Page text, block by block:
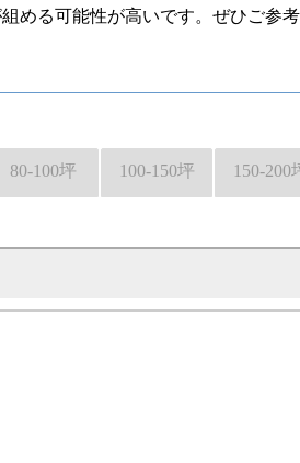
める可能性が高いです。ぜひご参考
80-100坪 100-150坪 150-200